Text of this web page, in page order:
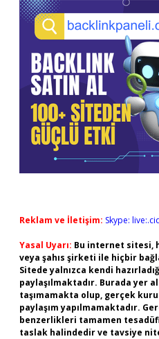
Reklam ve İletişim: Skype:
Yasal Uyarı: Bu internet sitesi,
veya şahıs şirketi ile hiçbir
Sitede yalnızca kendi
paylaşılmaktadır. Burada yer
taşımamakta olup, gerçek
paylaşım yapılmamaktadır.
benzerlikleri tamamen
taslak halindedir ve tavsiye